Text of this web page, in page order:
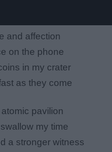
and affection
on the phone
in my crater
as they come
pavilion
my time
a stronger witness